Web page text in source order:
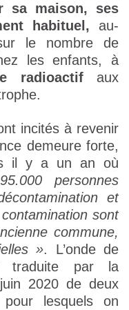
sa maison, ses
habituel, au-
le nombre de
les enfants, à
radioactifaux
incités à revenir
demeure forte,
il y a un an où
personnes
et
sont
commune,
». L’onde de
traduite par la
2020 de deux
lesquels on